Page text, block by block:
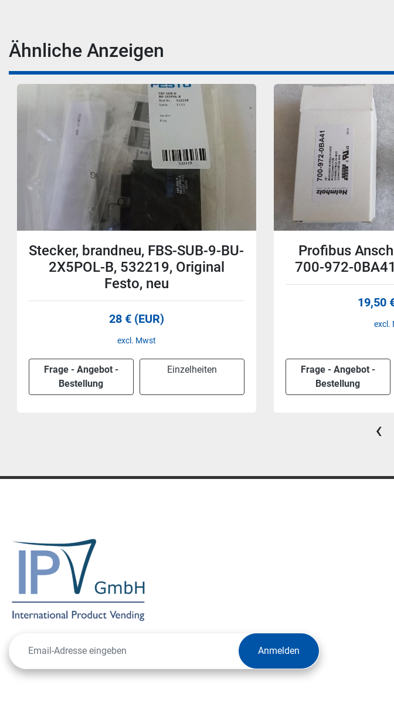
Ähnliche Anzeigen
Profibus Anschlusstecker, 35°,
700-972-0BA41, Helmholz, neu
19,50 € (EUR)
excl. Mwst
Frage - Angebot -
Bestellung
Einzelheiten
5 Stück
Frage -
Bestellung
‹
Anmelden